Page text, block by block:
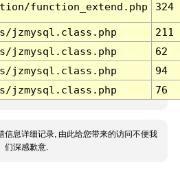
function_extend.php 324
jzmysql.class.php
211
jzmysql.class.php
62
jzmysql.class.php
94
jzmysql.class.php 76
信息详细记录, 由此给您带来的访问不便我
们深感歉意.